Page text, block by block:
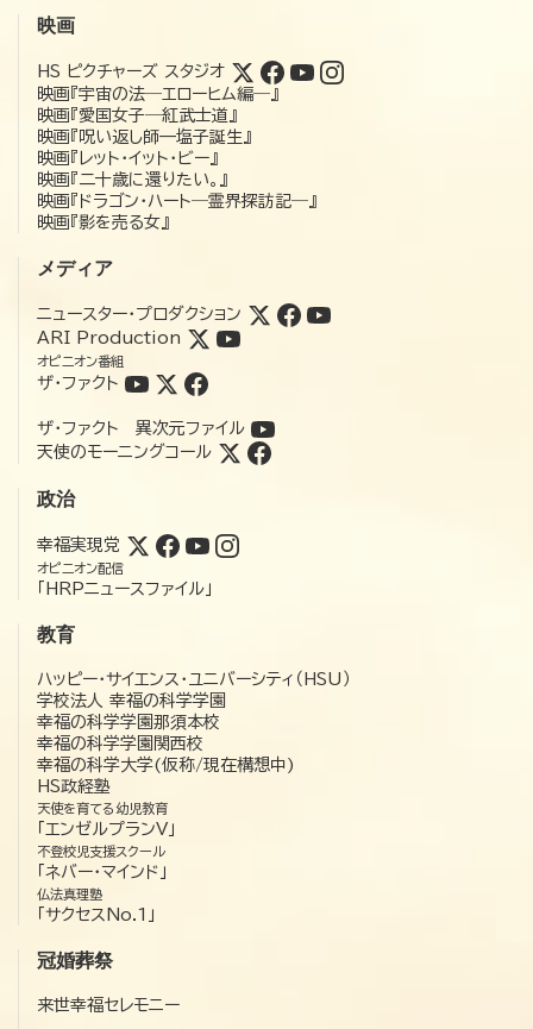
映画
HS ピクチャーズ スタジオ
映画『宇宙の法―エローヒム編―』
映画『愛国女子―紅武士道』
映画『呪い返し師—塩子誕生』
映画『レット・イット・ビー』
映画『二十歳に還りたい。』
映画『ドラゴン・ハート―霊界探訪記―』
映画『影を売る女』
メディア
ニュースター・プロダクション
ARI Production
オピニオン番組
ザ・ファクト
ザ・ファクト 異次元ファイル
天使のモーニングコール
政治
幸福実現党
オピニオン配信
「HRPニュースファイル」
教育
ハッピー・サイエンス・ユニバーシティ（HSU）
学校法人 幸福の科学学園
幸福の科学学園那須本校
幸福の科学学園関西校
幸福の科学大学(仮称/現在構想中)
HS政経塾
天使を育てる幼児教育
「エンゼルプランV」
不登校児支援スクール
「ネバー・マインド」
仏法真理塾
「サクセスNo.1」
冠婚葬祭
来世幸福セレモニー